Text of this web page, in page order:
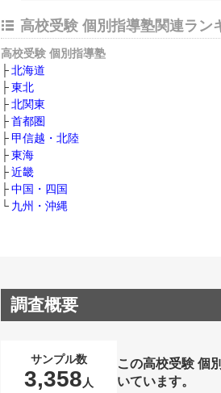
高校受験 個別指導塾関連ラン
高校受験 個別指導塾
北海道
東北
北関東
首都圏
甲信越・北陸
東海
近畿
中国・四国
九州・沖縄
調査概要
サンプル数
3,358 人
この高校受験 個
いています。